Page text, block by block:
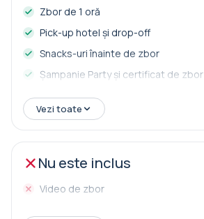
Zbor de 1 oră
Pick-up hotel și drop-off
Snacks-uri înainte de zbor
Șampanie Party și certificat de zbor
Vezi toate
Nu este inclus
Video de zbor